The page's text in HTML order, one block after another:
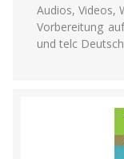
Audios, Videos,
Vorbereitung
und telc